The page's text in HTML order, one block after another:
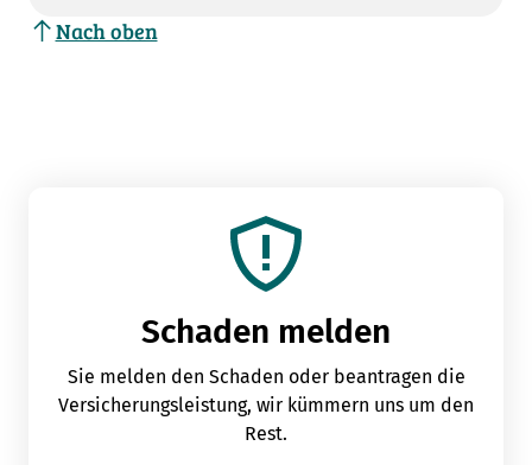
Nach oben
Schaden melden
Sie melden den Schaden oder beantragen die
Versicherungsleistung, wir kümmern uns um den
Rest.